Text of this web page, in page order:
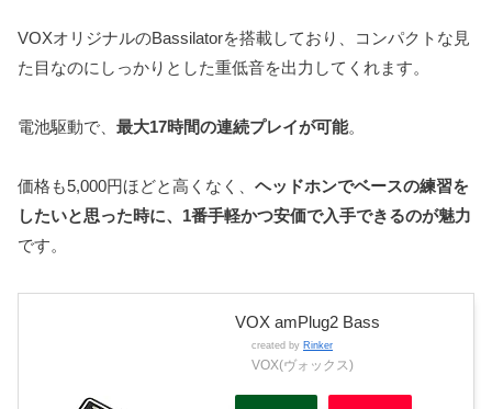
VOXオリジナルのBassilatorを搭載しており、コンパクトな見
た目なのにしっかりとした重低音を出力してくれます。
電池駆動で、 最大17時間の連続プレイが可能。
価格も5,000円ほどと高くなく、 ヘッドホンでベースの練習を
したいと思った時に、1番手軽かつ安価で入手できるのが魅力
です。
VOX amPlug2 Bass
created by Rinker
VOX(ヴォックス)